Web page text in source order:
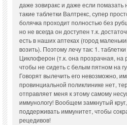
даже зовиракс и даже если помазать
такие таблетки Валтрекс, супер
болячка проходит полностью без
но не всегда он доступен т.к.
есть в наших аптеках (город
возить). Поэтому лечу так: 1.
Циклоферон (т.к. она прозрачная, на
чтобы не сидеть с белым пятном на
Говорят вылечить его невозможно,
провинциальной поликлинике нет,
отправляет меня к этому самому
иммунологу! Вообщем замкнутый
поддерживать иммунитет, чтобы
рецедивов!